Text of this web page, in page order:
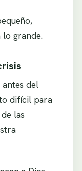
lo grande.
antes del
difícil para
las